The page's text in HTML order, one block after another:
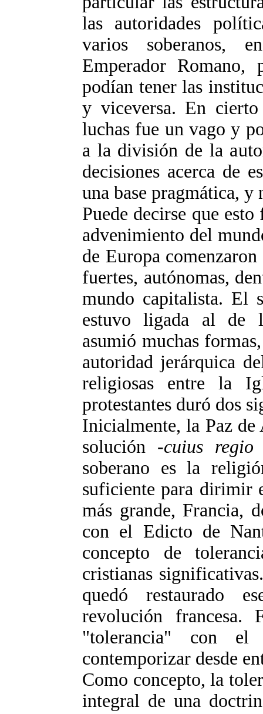
las autoridades
varios soberanos,
Emperador
podían tener las
y viceversa. En
luchas fue un vago y
a la división de la
decisiones acerca de
una base pragmática,
Puede decirse que
advenimiento del
de Europa
fuertes, autónomas,
mundo capitalista. El
estuvo ligada al de
asumió muchas
autoridad jerárquica
religiosas entre la
protestantes duró dos
Inicialmente, la Paz
solución -cuius
soberano es la
suficiente para dirimir
más grande, Francia,
con el Edicto de
concepto de
cristianas
quedó restaurado
revolución francesa.
"tolerancia" con
contemporizar desde
Como concepto, la
integral de una